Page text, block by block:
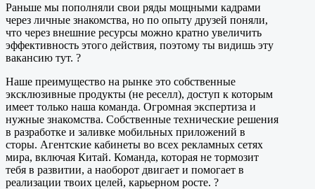
Раньше мы пополняли свои ряды мощными кадрами
через личные знакомства, но по опыту друзей поняли,
что через внешние ресурсы можно кратно увеличить
эффективность этого действия, поэтому ты видишь эту
вакансию тут. ?
Наше преимущество на рынке это собственные
эксклюзивные продукты (не реселл), доступ к которым
имеет только наша команда. Огромная экспертиза и
нужные знакомства. Собственные технические решения
в разработке и заливке мобильных приложений в
сторы. Агентские кабинеты во всех рекламных сетях
мира, включая Китай. Команда, которая не тормозит
тебя в развитии, а наоборот двигает и помогает в
реализации твоих целей, карьерном росте. ?